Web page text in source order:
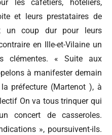
les cafetiers, hôteliers,
et leurs prestataires de
un coup dur pour leurs
en Ille-et-Vilaine un
clémentes. « Suite aux
à manifester demain
préfecture (Martenot ), à
On va tous trinquer qui
concert de casseroles.
», poursuivent-ils.